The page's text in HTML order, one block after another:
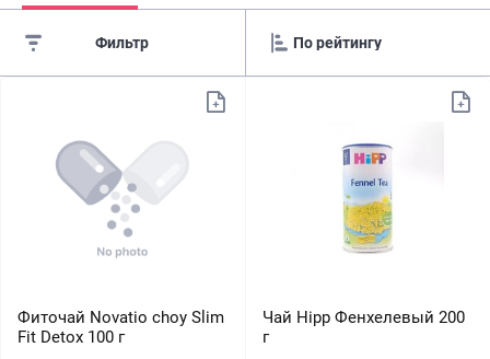
Фильтр
Фиточай Novatio choy Slim
Fit Detox 100 г
Чай Hipp Фенхелевый 200
г